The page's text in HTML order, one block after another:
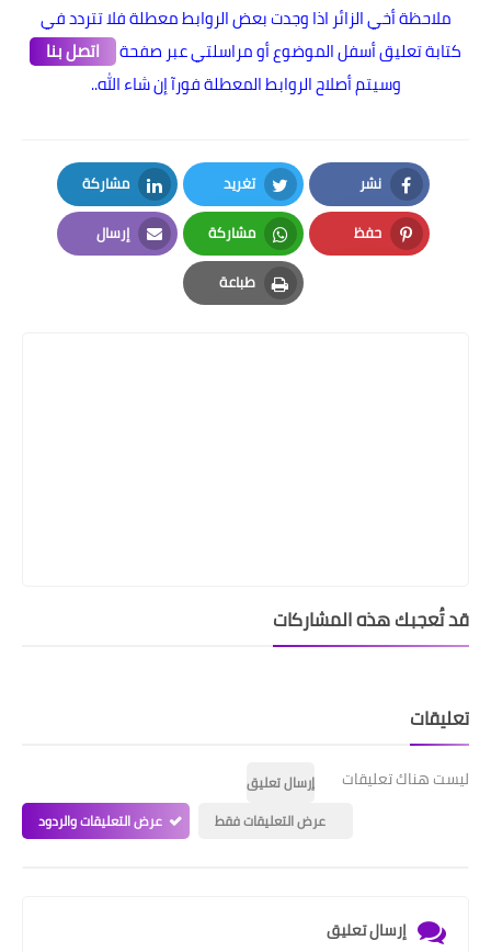
ملاحظة أخي الزائر اذا وجدت بعض الروابط معطلة فلا تتردد في
كتابة تعليق أسفل الموضوع أو مراسلتي عبر صفحة
اتصل بنا
وسيتم أصلاح الروابط المعطلة فورآ إن شاء الله..
نشر
Facebook
تغريد
Twitter
مشاركة
LinkedIn
حفظ
Pinterest
مشاركة
Whatsapp
إرسال
Email
طباعة
Print
قد تُعجبك هذه المشاركات
تعليقات
ليست هناك تعليقات
إرسال تعليق
عرض التعليقات فقط
عرض التعليقات والردود
إرسال تعليق